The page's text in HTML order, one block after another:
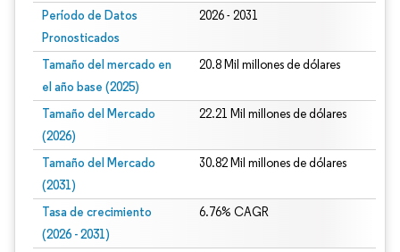
Período de Datos
Pronosticados
2026 - 2031
Tamaño del mercado en
el año base (2025)
20.8 Mil millones de dólares
Tamaño del Mercado
(2026)
22.21 Mil millones de dólares
Tamaño del Mercado
(2031)
30.82 Mil millones de dólares
Tasa de crecimiento
(2026 - 2031)
6.76% CAGR